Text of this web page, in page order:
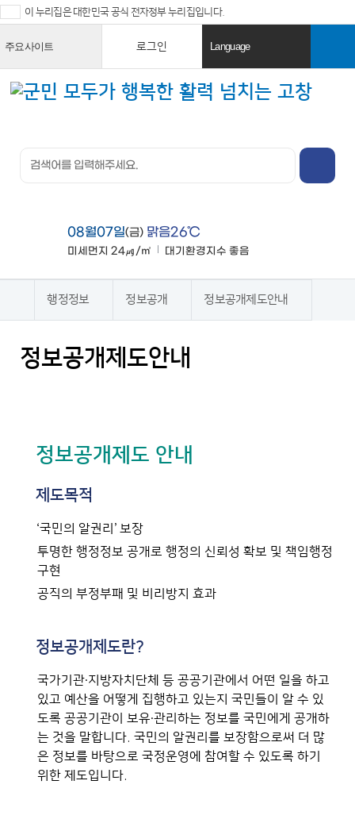
이 누리집은 대한민국 공식 전자정부 누리집입니다.
주요사이트 로그인 Language
기
08월07일(금) 맑음26℃
미세먼지 24㎍/㎥ 대기환경지수 좋음
열기
행정정보 정보공개 정보공개제도안내
정보공개제도안내
정보공개제도 안내
제도목적
‘국민의 알권리’ 보장
투명한 행정정보 공개로 행정의 신뢰성 확보 및 책임행정
구현
공직의 부정부패 및 비리방지 효과
정보공개제도란?
국가기관·지방자치단체 등 공공기관에서 어떤 일을 하고
있고 예산을 어떻게 집행하고 있는지 국민들이 알 수 있
도록 공공기관이 보유·관리하는 정보를 국민에게 공개하
는 것을 말합니다. 국민의 알권리를 보장함으로써 더 많
은 정보를 바탕으로 국정운영에 참여할 수 있도록 하기
위한 제도입니다.